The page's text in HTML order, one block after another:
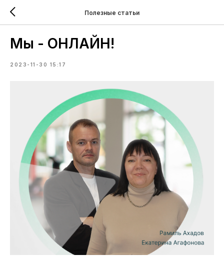
Полезные статьи
Мы - ОНЛАЙН!
2023-11-30 15:17